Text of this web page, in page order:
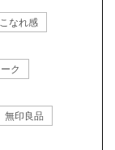
こなれ感
ク
無印良品